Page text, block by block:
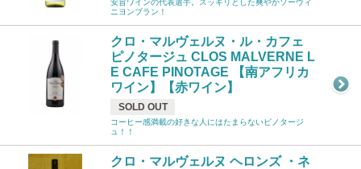
安旨ワインの代表選手。スッキリとした爽やかソーヴィ
ニヨンブラン！
クロ・マルヴェルヌ・ル・カフェ
ピノタージュ CLOS MALVERNE L
E CAFE PINOTAGE 【南アフリカ
ワイン】【赤ワイン】
SOLD OUT
コーヒー感満載の好きな人にはたまらないピノタージ
ュ！！
クロ・マルヴェルヌ ヘロンズ ・ネ